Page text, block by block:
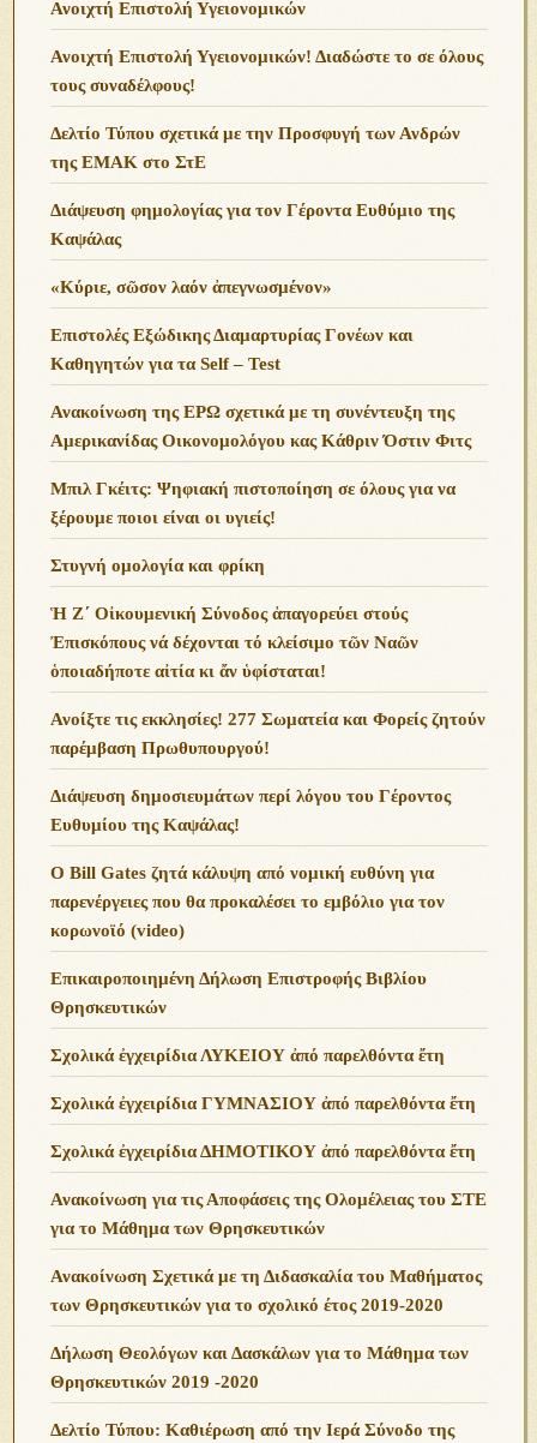
Εορτασμοί επετείου 1821
Σημαντικές
Ανακοινώσεις
15η ΠΑΝΕΛΛΗΝΙΑ ΣΥΝΑΞΗ ΝΕΟΤΗΤΟΣ
ΕΝΩΜΕΝΗΣ ΡΩΜΗΟΣΥΝΗΣ 25–26 Ἀπριλίου 2026
Ἡ εὐλογημένη ἑνότητα τοῦ γένους μας
“Τα Σημεία των Καιρών”
Σημαντική Ανακοίνωση προς τα Μέλη και Φίλους της
«ΕΝΩΜΕΝΗΣ ΡΩΜΗΟΣΥΝΗΣ» (Ε.ΡΩ.)
Μέρος 1ο – 13η Πανελλήνια Σύναξη Νεότητος
«Ἑνωμένης Ρωμηοσύνης» – Ἀθήνα 10/3/24
ΠΡΟΣΚΛΗΣΗ ΕΚΔΗΛΩΣΗΣ ΕΝΔΙΑΦΕΡΟΝΤΟΣ
ΓΙΑ ΔΙΔΑΣΚΑΛΙΑ ΣΤΟ ΔΙΑΔΙΚΤΥΑΚΟ
ΚΟΙΝΩΝΙΚΟ ΦΡΟΝΤΙΣΤΗΡΙΟ
Γέρων Ευθύμιος: Ὁ ὑποχρεωτικός ἐμβολιασμός
Ο Αγ. Παίσιος για Αρρώστια και Υποχρεωτικό
Εμβολιασμό
Ανακοίνωση διάψευσης ηχητικού περί θέσεων του
Γέροντος Ευθυμίου της Καψάλας
Ανοιχτή Επιστολή Υγειονομικών
Ανοιχτή Επιστολή Υγειονομικών! Διαδώστε το σε όλους
τους συναδέλφους!
Δελτίο Τύπου σχετικά με την Προσφυγή των Ανδρών